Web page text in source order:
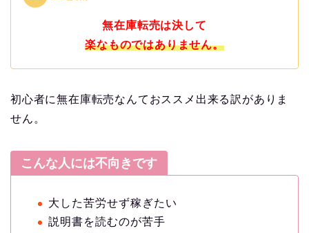
無在庫転売は決して
楽なものではありません。
初心者に無在庫転売なんておススメ出来る訳がありま
せん。
こんな人には不向きです
大した苦労せず稼ぎたい
説明書を読むのが苦手